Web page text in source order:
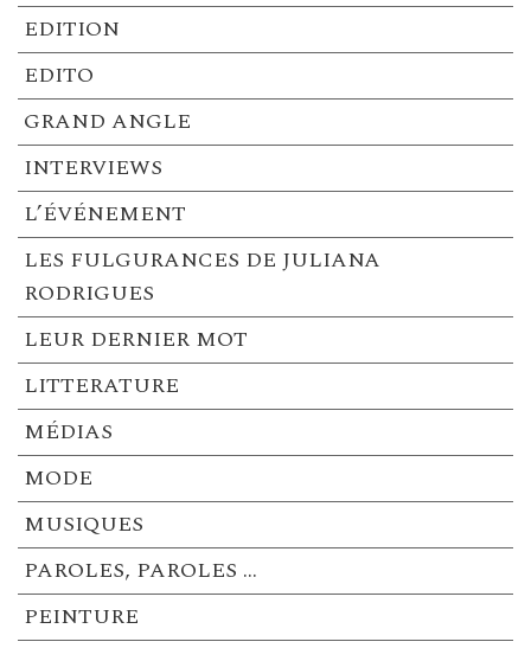
EDITION
EDITO
GRAND ANGLE
INTERVIEWS
L’ÉVÉNEMENT
LES FULGURANCES DE JULIANA
RODRIGUES
LEUR DERNIER MOT
LITTERATURE
MÉDIAS
MODE
MUSIQUES
PAROLES, PAROLES …
PEINTURE